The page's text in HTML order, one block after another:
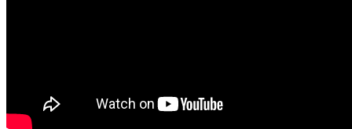
Share on Twitter
–Share on Facebook